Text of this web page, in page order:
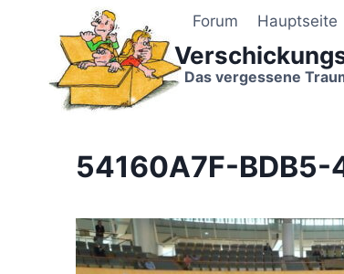
Forum Hauptseite
Das vergessene
54160A7F-BDB5-